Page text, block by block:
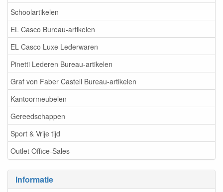
Schoolartikelen
EL Casco Bureau-artikelen
EL Casco Luxe Lederwaren
Pinetti Lederen Bureau-artikelen
Graf von Faber Castell Bureau-artikelen
Kantoormeubelen
Gereedschappen
Sport & Vrije tijd
Outlet Office-Sales
Informatie